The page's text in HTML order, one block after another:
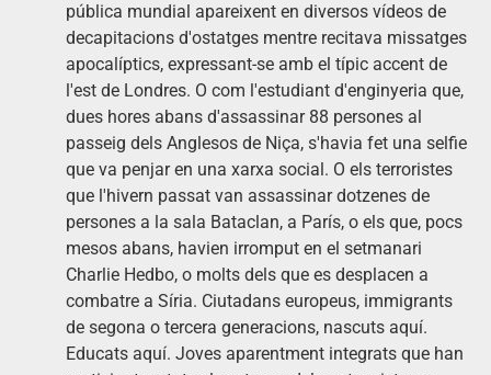
pública mundial apareixent en diversos vídeos de
decapitacions d'ostatges mentre recitava missatges
apocalíptics, expressant-se amb el típic accent de
l'est de Londres. O com l'estudiant d'enginyeria que,
dues hores abans d'assassinar 88 persones al
passeig dels Anglesos de Niça, s'havia fet una selfie
que va penjar en una xarxa social. O els terroristes
que l'hivern passat van assassinar dotzenes de
persones a la sala Bataclan, a París, o els que, pocs
mesos abans, havien irromput en el setmanari
Charlie Hedbo, o molts dels que es desplacen a
combatre a Síria. Ciutadans europeus, immigrants
de segona o tercera generacions, nascuts aquí.
Educats aquí. Joves aparentment integrats que han